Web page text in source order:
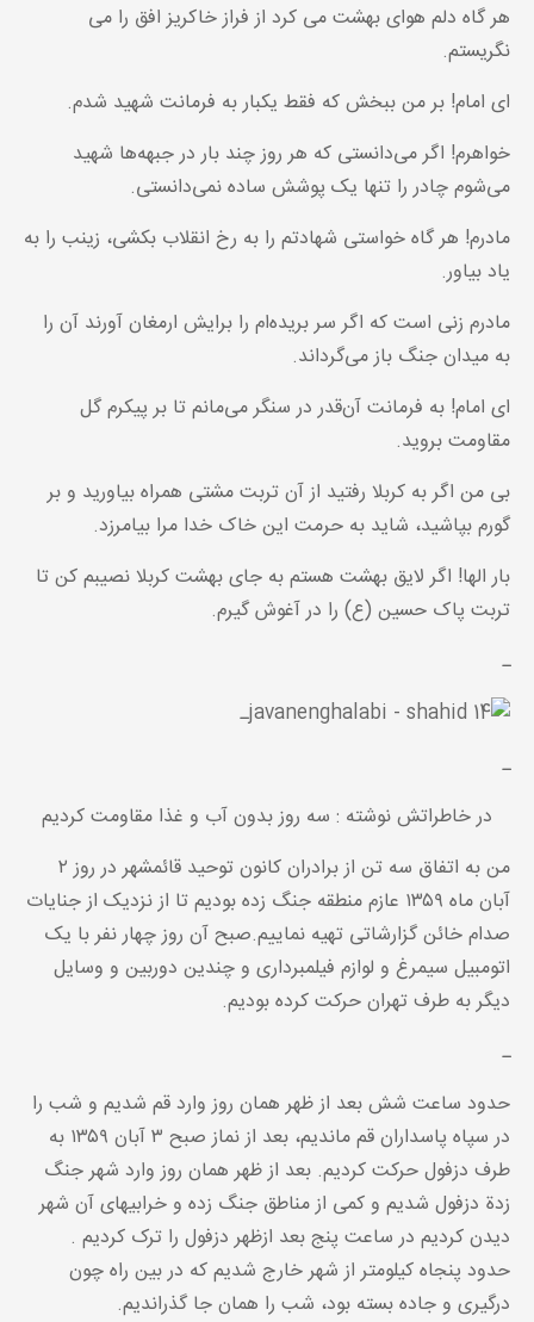
هر گاه دلم هوای بهشت می کرد از فراز خاکریز افق را می
نگریستم.
ای امام! بر من ببخش که فقط یکبار به فرمانت شهید شدم.
خواهرم! اگر می‌دانستی که هر روز چند بار در جبهه‌ها شهید
می‌شوم چادر را تنها یک پوشش ساده نمی‌دانستی.
مادرم! هر گاه خواستی شهادتم را به رخ انقلاب بکشی، زینب را به
یاد بیاور.
مادرم زنی است که اگر سر بریده‌ام را برایش ارمغان آورند آن را
به میدان جنگ باز می‌گرداند.
ای امام! به فرمانت آن‌قدر در سنگر می‌مانم تا بر پیکرم گل
مقاومت بروید.
بی من اگر به کربلا رفتید از آن تربت مشتی همراه بیاورید و بر
گورم بپاشید، شاید به حرمت این خاک خدا مرا بیامرزد.
بار الها! اگر لایق بهشت هستم به جای بهشت کربلا نصیبم کن تا
تربت پاک حسین (ع) را در آغوش گیرم.
ـ
ـ
ـ
در خاطراتش نوشته : سه روز بدون آب و غذا مقاومت کردیم
من به اتفاق سه تن از برادران کانون توحید قائمشهر در روز ۲
آبان ماه ۱۳۵۹ عازم منطقه جنگ زده بودیم تا از نزدیک از جنایات
صدام خائن گزارشاتی تهیه نماییم.صبح آن روز چهار نفر با یک
اتومبیل سیمرغ و لوازم فیلمبرداری و چندین دوربین و وسایل
دیگر به طرف تهران حرکت کرده بودیم.
ـ
حدود ساعت شش بعد از ظهر همان روز وارد قم شدیم و شب را
در سپاه پاسداران قم ماندیم، بعد از نماز صبح ۳ آبان ۱۳۵۹ به
طرف دزفول حرکت کردیم. بعد از ظهر همان روز وارد شهر جنگ
زدة دزفول شدیم و کمی از مناطق جنگ زده و خرابیهای آن شهر
دیدن کردیم در ساعت پنج بعد ازظهر دزفول را ترک کردیم .
حدود پنجاه کیلومتر از شهر خارج شدیم که در بین راه چون
درگیری و جاده بسته بود، شب را همان جا گذراندیم.